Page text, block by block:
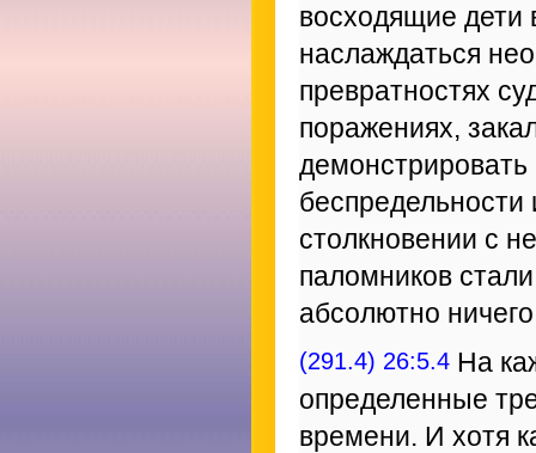
восходящие
наслаждаться
превратностях
поражениях,
столкновении с
паломников
абсолютно
(291.4) 26:5.4 На
определенные
времени. И хотя